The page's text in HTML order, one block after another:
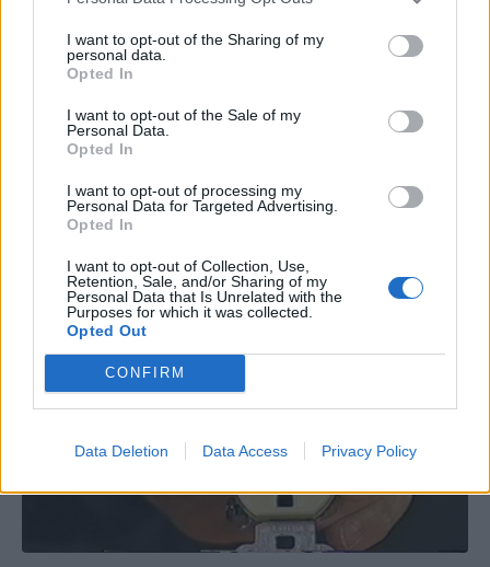
I want to opt-out of the Sharing of my
personal data.
Opted In
I want to opt-out of the Sale of my
Personal Data.
Opted In
I want to opt-out of processing my
Personal Data for Targeted Advertising.
Opted In
I want to opt-out of Collection, Use,
Retention, Sale, and/or Sharing of my
Personal Data that Is Unrelated with the
Purposes for which it was collected.
Opted Out
CONFIRM
Data Deletion Data Access Privacy Policy